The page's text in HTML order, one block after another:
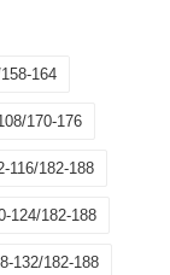
164
170-176
116/182-188
124/182-188
132/182-188